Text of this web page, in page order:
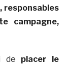
responsables
campagne,
de placer le